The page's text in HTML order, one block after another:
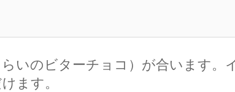
いのビターチョコ）が合います。
ます。